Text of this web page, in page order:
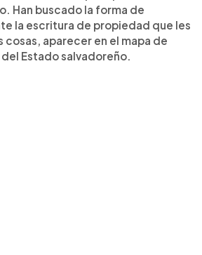
Han buscado la forma de
la escritura de propiedad que les
aparecer en el mapa de
Estado salvadoreño.